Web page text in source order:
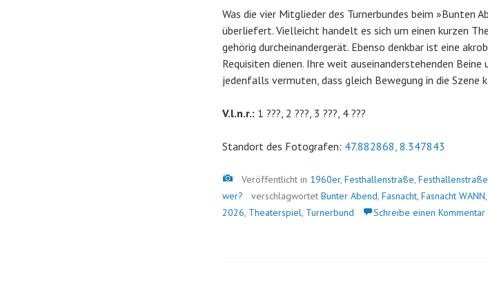
Was die vier Mitglieder des Turnerbundes beim »Bunten
überliefert. Vielleicht handelt es sich um einen kurzen
gehörig durcheinandergerät. Ebenso denkbar ist eine
Requisiten dienen. Ihre weit auseinanderstehenden
jedenfalls vermuten, dass gleich Bewegung in die Szene
V.l.n.r.: 1 ???, 2 ???, 3 ???, 4 ???
Standort des Fotografen: 47.882868, 8.347843
Bild
Veröffentlicht in 1960er, Festhallenstraße,
wer?
verschlagwortet Bunter Abend, Fasnacht, Fasnacht WANN,
2026, Theaterspiel, Turnerbund Schreibe einen Kommentar